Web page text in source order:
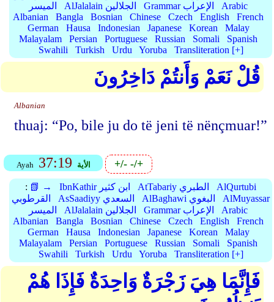
الميسر
AlJalalain الجلالين Grammar الإعراب
Arabic
Albanian
Bangla Bosnian Chinese Czech English
French
German
Hausa Indonesian Japanese Korean
Malay
Malayalam
Persian Portuguese Russian Somali
Spanish
Swahili
Turkish Urdu Yoruba Transliteration [+]
قُلْ نَعَمْ وَأَنتُمْ دَاخِرُونَ
Albanian
thuaj: “Po, bile ju do të jeni të nënçmuar!”
Ayah 37:19 الأية +/--/+
: 📗 → IbnKathir ابن كثير AtTabariy الطبري
AlQurtubi
القرطوبي
AsSaadiyy السعدي AlBaghawi البغوي
AlMuyassar
الميسر
AlJalalain الجلالين Grammar الإعراب
Arabic
Albanian
Bangla Bosnian Chinese Czech English
French
German
Hausa Indonesian Japanese Korean
Malay
Malayalam
Persian Portuguese Russian Somali
Spanish
Swahili
Turkish Urdu Yoruba Transliteration [+]
فَإِنَّمَا هِيَ زَجْرَةٌ وَاحِدَةٌ فَإِذَا هُمْ